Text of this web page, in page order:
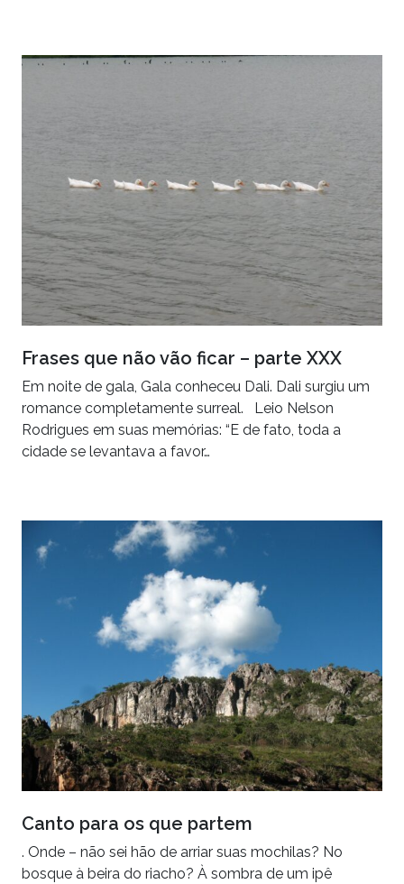
Frases que não vão ficar – parte XXX
Em noite de gala, Gala conheceu Dali. Dali surgiu um
romance completamente surreal. Leio Nelson
Rodrigues em suas memórias: “E de fato, toda a
cidade se levantava a favor…
Canto para os que partem
. Onde – não sei hão de arriar suas mochilas? No
bosque à beira do riacho? À sombra de um ipê